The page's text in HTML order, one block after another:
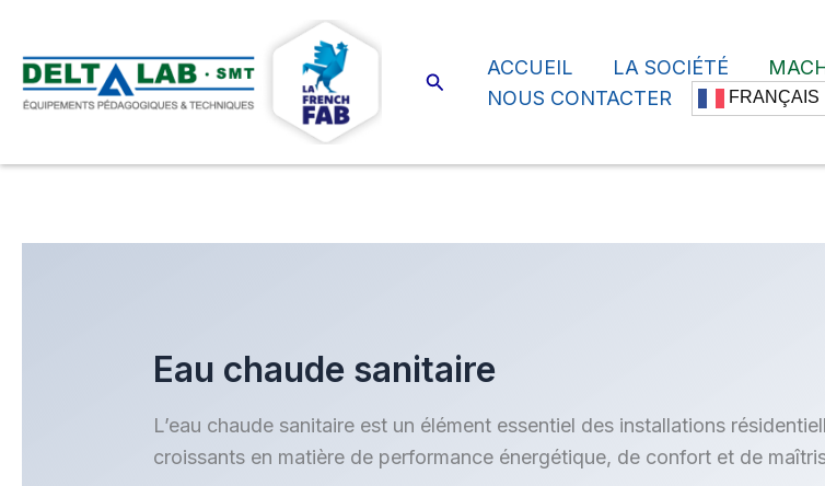
contenu
Rechercher
ACCUEIL LA SOCIÉTÉ
NOUS CONTACTER
FRANÇAIS
Eau chaude sanitaire
L’eau chaude sanitaire est un élément essentiel des installations
croissants en matière de performance énergétique, de confort et de